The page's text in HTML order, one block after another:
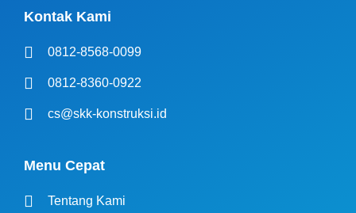
Kontak Kami
0812-8568-0099
0812-8360-0922
cs@skk-konstruksi.id
Menu Cepat
Tentang Kami